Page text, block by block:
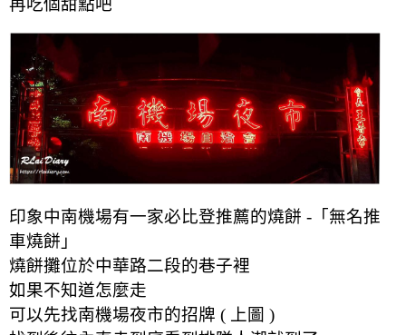
再吃個甜點吧
印象中南機場有一家必比登推薦的燒餅 -「無名推
車燒餅」
燒餅攤位於中華路二段的巷子裡
如果不知道怎麼走
可以先找南機場夜市的招牌 ( 上圖 )